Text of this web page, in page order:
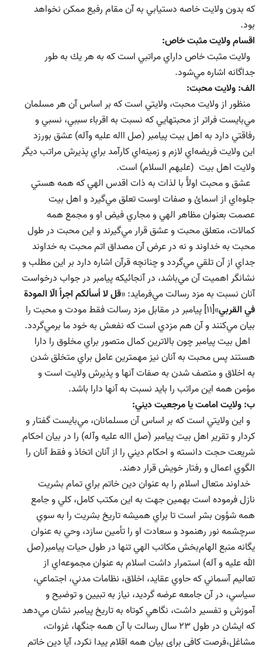
كه بدون ولايت خاصه دستيابي به آن مقام رفيع ممكن نخواهد
بود.
اقسام ولايت مثبت خاص:
ولايت مثبت خاص داراي مراتبي است كه به هر يك به طور
جداگانه اشاره مي‌شود.
الف: ولايت محبت:
منظور از ولايت محبت، ولايتي است كه بر اساس آن هر مسلمان
مي‌بايست فراتر از محبتهايي كه نسبت به اقرباء سببي، نسبي و
رفاقتي دارد به اهل بيت پيامبر (صل االه علیه وآله) عشق بورزد
اين ولايت فريضه‌اي لازم و زمينه‌اي كارآمد براي پذيرش مراتب ديگر
ولايت اهل بيت (علیهم السلام) است.
عشق و محبت اولآً با لذات به ذات اقدس الهي كه همه هستي
جلوه‌اي از اسمائ و صفات اوست تعلق مي‌گيرد و اهل بيت
عصمت بعنوان مظاهر الهي و مجاري فيض او و مجمع همه
كمالات، متعلق محبت و عشق قرار مي‌گيرند و اين محبت در طول
محبت به خداوند و نه در عرض آن مصداق اتم محبت به خداوند
جداي از آن تلقي مي‌گردد و چنانچه قرآن اشاره دارد بر اين مطلب و
نشانگر اهميت آن مي‌باشد، در آنجائيكه پيامبر در جواب درخواست
آنان نسبت به مزد رسالت مي‌‌فرمايد: «قل لا أسألكم اجراً الّا المودة
في القربي
»[11] پيامبر در مقابل مزد رسالت فقط مودت و محبت را
بيان مي‌كنند و آن هم مزدي است كه نفعش به خود ما برمي‌گردد.
اهل بيت پيامبر چون بالاترين كمال متصور براي مخلوق را دارا
هستند پس محبت به آنان نيز مهمترين عامل براي متخلق شدن
به اخلاق و متصف شدن به صفات آنها و پذيرش ولايت است و
مؤمن همه اين مراتب را بايد نسبت به آنها دارا باشد.
ب: ولايت امامت يا مرجعيت ديني:
و اين ولايتي است كه بر اساس آن مسلمانان، مي‌بايست گفتار و
كردار و تقرير اهل بيت پيامبر (صل االه علیه وآله) را در بيان احكام
شريعت حجت دانسته و احكام ديني را از آنان اتخاذ و فقط آنان را
الگوي اعمال و رفتار خويش قرار دهند.
خداوند متعال اسلام را به عنوان دين خاتم براي تمام بشريت
نازل فرموده است بهمين جهت به اين مكتب كامل،‌ كلي و جامع
همه شؤون بشر است تا براي هميشه تاريخ بشريت را به سوي
سرچشمه نور رهنمود و سعادت او را تأمين سازد، وحي به عنوان
يگانه منبع الهام‌بخش مكاتب الهي تنها در طول حيات پيامبر(صل
الله علیه و آله) استمرار داشت اسلام به عنوان مجموعه‌اي از
تعاليم آسماني كه حاوي عقايد، اخلاق، نظامات مدني، اجتماعي،‌
سياسي، در آن جامعه عرضه گرديد، نياز به تبيين و توضيح و
آموزش و تفسير داشت، نگاهي كوتاه به تاريخ پيامبر نشان مي‌دهد
كه ايشان در طول 23 سال رسالت با آن همه جنگها، غزوات،
مشاغل،‌فرصت كافي براي بيان همه اقلام پيدا نكرد، آيا دين خاتم